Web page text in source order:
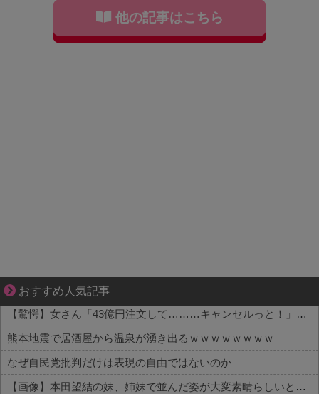
他の記事はこちら
おすすめ人気記事
平穏が少しずつ壊れていく家族の物語。
【驚愕】女さん「43億円注文して………キャンセルっと！」←こいつの目的って一体なんなの？？？？？？？
熊本地震で居酒屋から温泉が湧き出るｗｗｗｗｗｗｗｗ
なぜ自民党批判だけは表現の自由ではないのか
【画像】本田望結の妹、姉妹で並んだ姿が大変素晴らしいと話題にw w w w w w w